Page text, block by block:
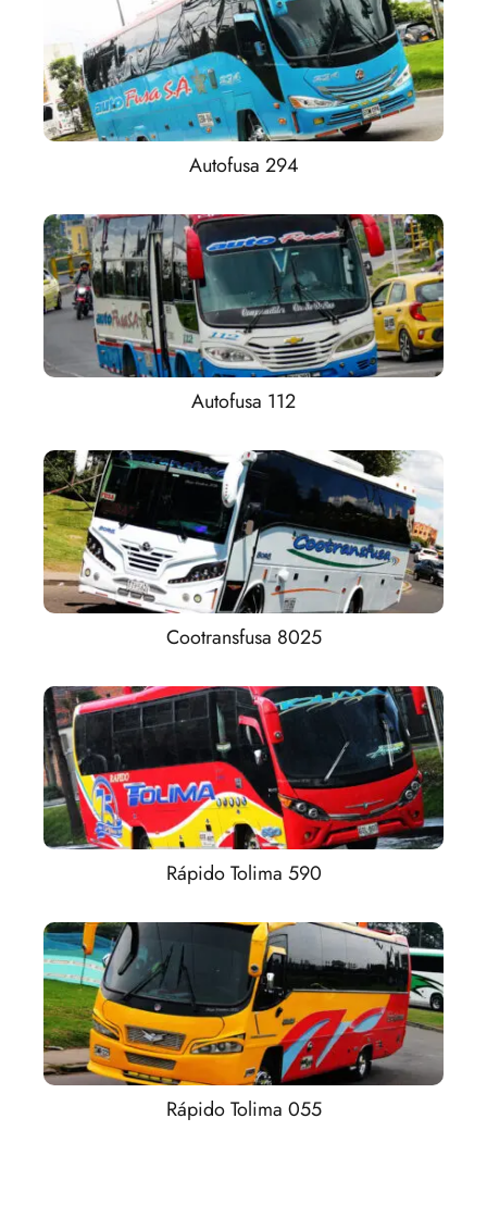
Autofusa 294
Autofusa 112
Cootransfusa 8025
Rápido Tolima 590
Rápido Tolima 055